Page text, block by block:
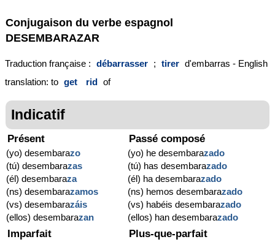
Conjugaison du verbe espagnol
DESEMBARAZAR
Traduction française : débarrasser ; tirer d'embarras - English
translation: to get rid of
Indicatif
Présent
(yo) desembarazo
(tú) desembarazas
(él) desembaraza
(ns) desembarazamos
(vs) desembarazáis
(ellos) desembarazan
Passé composé
(yo) he desembarazado
(tú) has desembarazado
(él) ha desembarazado
(ns) hemos desembarazado
(vs) habéis desembarazado
(ellos) han desembarazado
Imparfait Plus-que-parfait